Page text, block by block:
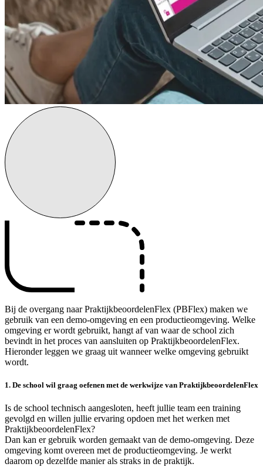
Bij de overgang naar PraktijkbeoordelenFlex (PBFlex) maken we
gebruik van een demo-omgeving en een productieomgeving. Welke
omgeving er wordt gebruikt, hangt af van waar de school zich
bevindt in het proces van aansluiten op PraktijkbeoordelenFlex.
Hieronder leggen we graag uit wanneer welke omgeving gebruikt
wordt.
1. De school wil graag oefenen met de werkwijze van PraktijkbeoordelenFlex
Is de school technisch aangesloten, heeft jullie team een training
gevolgd en willen jullie ervaring opdoen met het werken met
PraktijkbeoordelenFlex?
Dan kan er gebruik worden gemaakt van de demo-omgeving. Deze
omgeving komt overeen met de productieomgeving. Je werkt
daarom op dezelfde manier als straks in de praktijk.